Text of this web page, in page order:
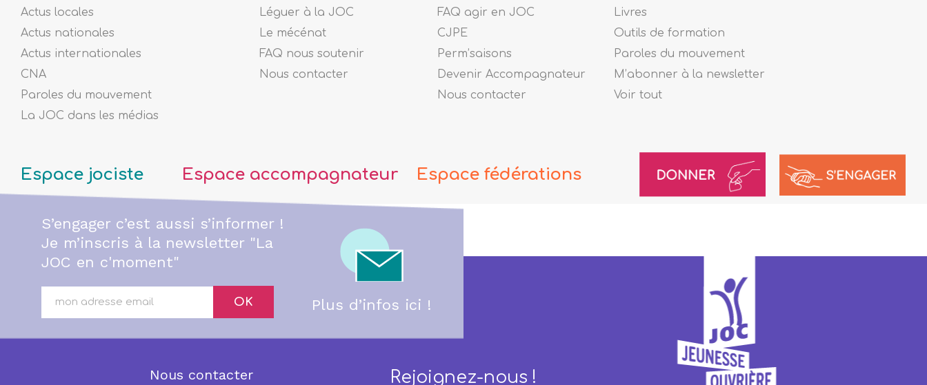
Actus locales
Actus nationales
Actus internationales
CNA
Paroles du mouvement
La JOC dans les médias
Léguer à la JOC
Le mécénat
FAQ nous soutenir
Nous contacter
FAQ agir en JOC
CJPE
Perm’saisons
Devenir Accompagnateur
Nous contacter
Livres
Outils de formation
Paroles du mouvement
M’abonner à la newsletter
Voir tout
Espace jociste Espace accompagnateur Espace fédérations
S’engager c’est aussi s’informer !
Je m’inscris à la newsletter "La
JOC en c'moment"
OK Plus d’infos ici !
Nous contacter Rejoignez-nous !